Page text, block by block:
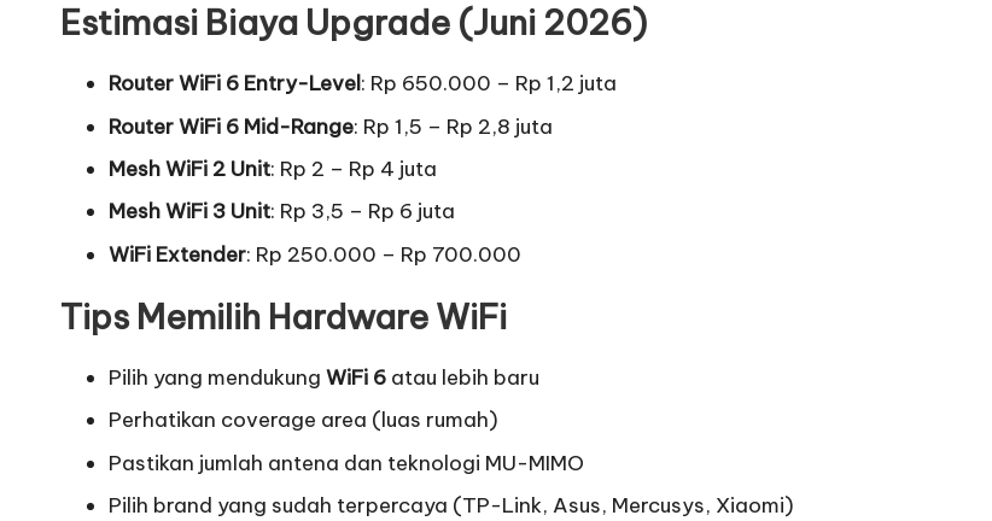
Estimasi Biaya Upgrade (Juni 2026)
Router WiFi 6 Entry-Level: Rp 650.000 – Rp 1,2 juta
Router WiFi 6 Mid-Range: Rp 1,5 – Rp 2,8 juta
Mesh WiFi 2 Unit: Rp 2 – Rp 4 juta
Mesh WiFi 3 Unit: Rp 3,5 – Rp 6 juta
WiFi Extender: Rp 250.000 – Rp 700.000
Tips Memilih Hardware WiFi
Pilih yang mendukung WiFi 6 atau lebih baru
Perhatikan coverage area (luas rumah)
Pastikan jumlah antena dan teknologi MU-MIMO
Pilih brand yang sudah terpercaya (TP-Link, Asus, Mercusys, Xiaomi)